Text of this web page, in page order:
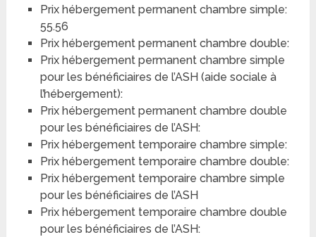
Prix hébergement permanent chambre simple:
55.56
Prix hébergement permanent chambre double:
Prix hébergement permanent chambre simple
pour les bénéficiaires de l’ASH (aide sociale à
l’hébergement):
Prix hébergement permanent chambre double
pour les bénéficiaires de l’ASH:
Prix hébergement temporaire chambre simple:
Prix hébergement temporaire chambre double:
Prix hébergement temporaire chambre simple
pour les bénéficiaires de l’ASH
Prix hébergement temporaire chambre double
pour les bénéficiaires de l’ASH: